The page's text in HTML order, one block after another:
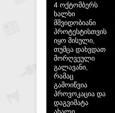
4 ოქტომბერს
ხალხი
მშვიდობიანი
პროტესტისთვის
იყო მისული,
თუმცა დახვდათ
მორღვეული
გალავანი,
რამაც
გამოიწვია
პროვოკაცია და
დაგვიმატა